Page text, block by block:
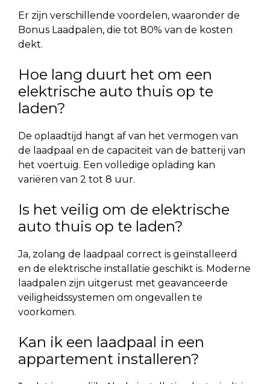
Er zijn verschillende voordelen, waaronder de
Bonus Laadpalen, die tot 80% van de kosten
dekt.
Hoe lang duurt het om een
elektrische auto thuis op te
laden?
De oplaadtijd hangt af van het vermogen van
de laadpaal en de capaciteit van de batterij van
het voertuig. Een volledige oplading kan
variëren van 2 tot 8 uur.
Is het veilig om de elektrische
auto thuis op te laden?
Ja, zolang de laadpaal correct is geïnstalleerd
en de elektrische installatie geschikt is. Moderne
laadpalen zijn uitgerust met geavanceerde
veiligheidssystemen om ongevallen te
voorkomen.
Kan ik een laadpaal in een
appartement installeren?